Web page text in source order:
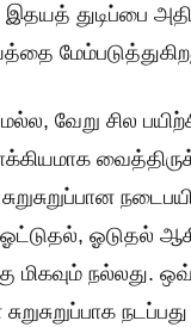
துடிப்பை
வேறு சில
ஓடுதல்
மிகவும் நல்லது.